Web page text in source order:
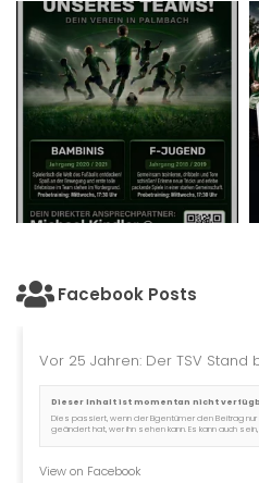
Facebook Posts
Vor 25 Jahren: Der TSV Stand
Dieser Inhalt ist momentan nicht
Dies passiert, wenn der Eigentümer den Beitrag
geändert hat, wer ihn sehen kann. Es kann auch
View on Facebook